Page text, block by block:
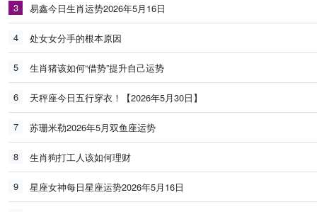
3 易鑫今日生肖运势2026年5月16日
4 处女女分手的根本原因
5 生肖猪该如何“借势”提升自己运势
6 天秤座今日五行穿衣！【2026年5月30日】
7 苏珊米勒2026年5月双鱼座运势
8 生肖狗打工人该如何理财
9 星座女神每日星座运势2026年5月16日